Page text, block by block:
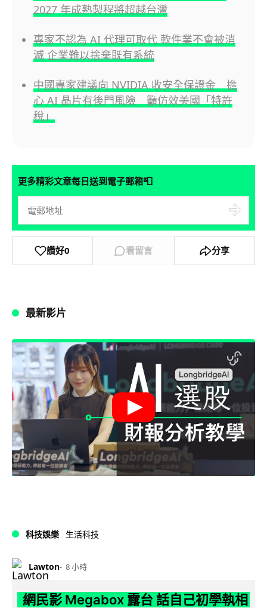
2027 年成熟製程將超越台灣
專家不認為 AI 代理可取代 軟件業不會被消
滅 企業難以捨棄既有系統
中國專家建議向 NVIDIA 收安全保證金 擔
心 AI 晶片有後門風險 籲仿效美國「特許
稅」
更多精彩文章每日送到電子郵箱📮
讚好0 看留言 分享
最新影片
科技娛樂 生活科技
Lawton 8 小時
網民影 Megabox 露台 話自己初學執相